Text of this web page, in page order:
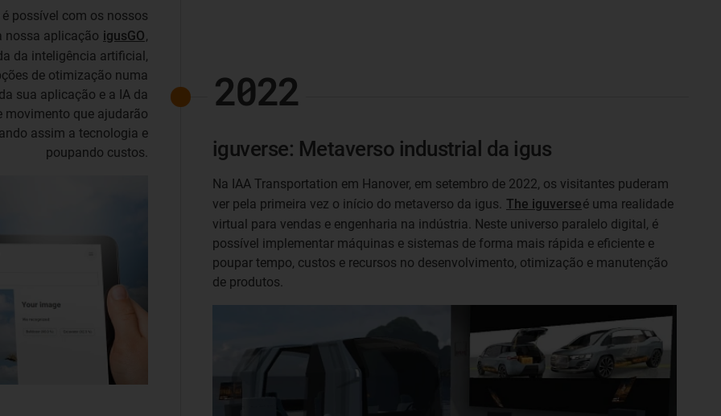
possível com os nossos
nossa aplicação igusGO,
da inteligência artificial,
de otimização numa
sua aplicação e a IA da
movimento que ajudarão
assim a tecnologia e
poupando custos.
2022
iguverse: Metaverso industrial da igus
Na IAA Transportation em Hanover, em setembro de 2022, os visitantes puderam
ver pela primeira vez o início do metaverso da igus. The iguverseé uma realidade
virtual para vendas e engenharia na indústria. Neste universo paralelo digital, é
possível implementar máquinas e sistemas de forma mais rápida e eficiente e
poupar tempo, custos e recursos no desenvolvimento, otimização e manutenção
de produtos.